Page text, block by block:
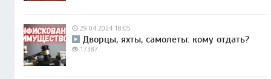
29.04.2024 18:05
Дворцы, яхты, самолеты: кому отдать?
17387